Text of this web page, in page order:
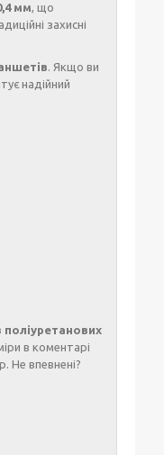
мм, що
захисні
. Якщо ви
надійний
в коментарі
Не впевнені?